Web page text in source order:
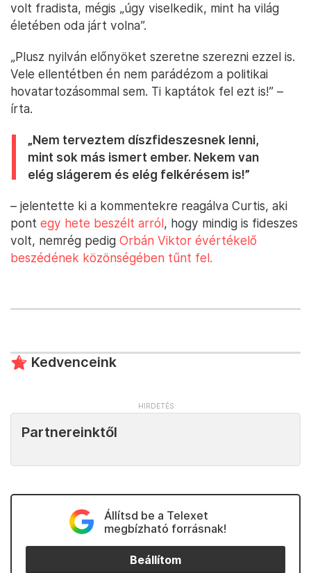
volt fradista, mégis „úgy viselkedik, mint ha világ
életében oda járt volna”.
„Plusz nyilván előnyöket szeretne szerezni ezzel is.
Vele ellentétben én nem parádézom a politikai
hovatartozásommal sem. Ti kaptátok fel ezt is!” –
írta.
„Nem terveztem díszfideszesnek lenni,
mint sok más ismert ember. Nekem van
elég slágerem és elég felkérésem is!”
– jelentette ki a kommentekre reagálva Curtis, aki
pont egy hete beszélt arról, hogy mindig is fideszes
volt, nemrég pedig Orbán Viktor évértékelő
beszédének közönségében tűnt fel.
Kedvenceink
Partnereinktől
Állítsd be a Telexet
megbízható forrásnak!
Beállítom